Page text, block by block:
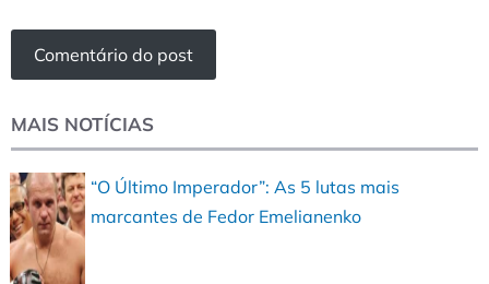
MAIS NOTÍCIAS
“O Último Imperador”: As 5 lutas mais
marcantes de Fedor Emelianenko